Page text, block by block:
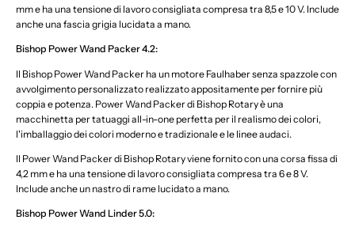
mm e ha una tensione di lavoro consigliata compresa tra 8,5 e 10 V. Include
anche una fascia grigia lucidata a mano.
Bishop Power Wand Packer 4.2:
Il Bishop Power Wand Packer ha un motore Faulhaber senza spazzole con
avvolgimento personalizzato realizzato appositamente per fornire più
coppia e potenza. Power Wand Packer di Bishop Rotary è una
macchinetta per tatuaggi all-in-one perfetta per il realismo dei colori,
l'imballaggio dei colori moderno e tradizionale e le linee audaci.
Il Power Wand Packer di Bishop Rotary viene fornito con una corsa fissa di
4,2 mm e ha una tensione di lavoro consigliata compresa tra 6 e 8 V.
Include anche un nastro di rame lucidato a mano.
Bishop Power Wand Linder 5.0: